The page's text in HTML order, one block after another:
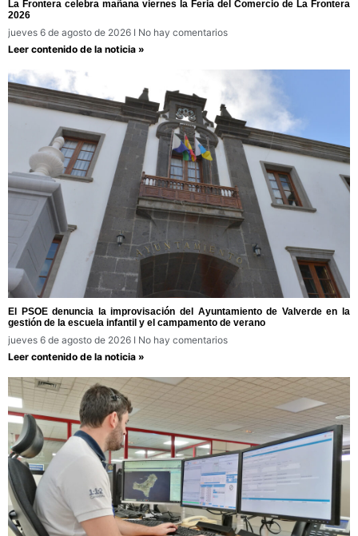
La Frontera celebra mañana viernes la Feria del Comercio de La Frontera
2026
jueves 6 de agosto de 2026
No hay comentarios
Leer contenido de la noticia »
El PSOE denuncia la improvisación del Ayuntamiento de Valverde en la
gestión de la escuela infantil y el campamento de verano
jueves 6 de agosto de 2026
No hay comentarios
Leer contenido de la noticia »